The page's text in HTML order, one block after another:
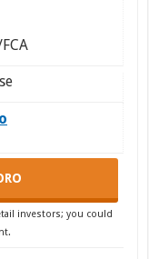
investors; you could